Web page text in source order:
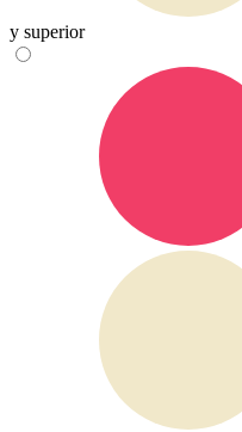
y superior